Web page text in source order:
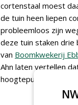
cortenstaal moest
de tuin heen liepen
probleemloos zijn
deze tuin staken drie
van Boomkwekerij
Ahn laten vertellen
hoogtepuntje kon